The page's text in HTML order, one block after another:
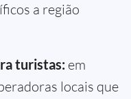
a região
turistas: em
locais que